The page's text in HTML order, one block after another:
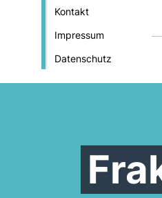
Kontakt
Impressum
Datenschutz